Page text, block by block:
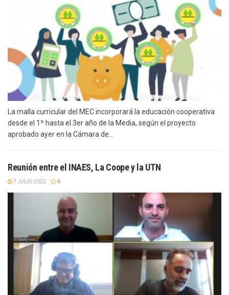
La malla curricular del MEC incorporará la educación cooperativa
desde el 1º hasta el 3er año de la Media, según el proyecto
aprobado ayer en la Cámara de...
Reunión entre el INAES, La Coope y la UTN
7 JULIO 2022 6